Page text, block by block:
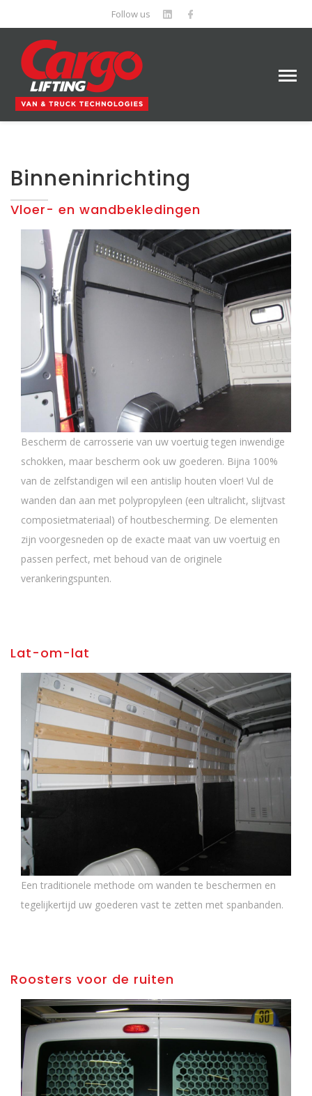
Follow us
Binneninrichting
Vloer- en wandbekledingen
Bescherm de carrosserie van uw voertuig tegen inwendige
schokken, maar bescherm ook uw goederen. Bijna 100%
van de zelfstandigen wil een antislip houten vloer! Vul de
wanden dan aan met polypropyleen (een ultralicht, slijtvast
composietmateriaal) of houtbescherming. De elementen
zijn voorgesneden op de exacte maat van uw voertuig en
passen perfect, met behoud van de originele
verankeringspunten.
Lat-om-lat
Een traditionele methode om wanden te beschermen en
tegelijkertijd uw goederen vast te zetten met spanbanden.
Roosters voor de ruiten